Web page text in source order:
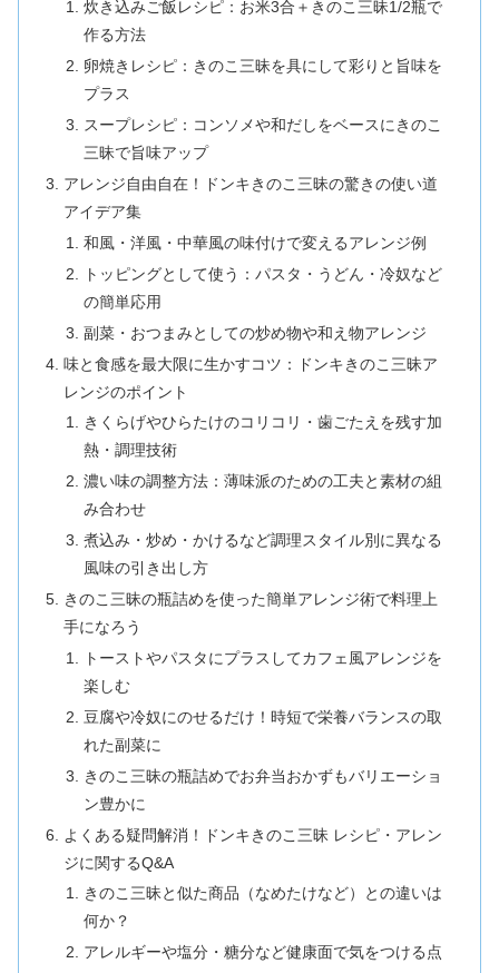
炊き込みご飯レシピ：お米3合＋きのこ三昧1/2瓶で
作る方法
卵焼きレシピ：きのこ三昧を具にして彩りと旨味を
プラス
スープレシピ：コンソメや和だしをベースにきのこ
三昧で旨味アップ
アレンジ自由自在！ドンキきのこ三昧の驚きの使い道
アイデア集
和風・洋風・中華風の味付けで変えるアレンジ例
トッピングとして使う：パスタ・うどん・冷奴など
の簡単応用
副菜・おつまみとしての炒め物や和え物アレンジ
味と食感を最大限に生かすコツ：ドンキきのこ三昧ア
レンジのポイント
きくらげやひらたけのコリコリ・歯ごたえを残す加
熱・調理技術
濃い味の調整方法：薄味派のための工夫と素材の組
み合わせ
煮込み・炒め・かけるなど調理スタイル別に異なる
風味の引き出し方
きのこ三昧の瓶詰めを使った簡単アレンジ術で料理上
手になろう
トーストやパスタにプラスしてカフェ風アレンジを
楽しむ
豆腐や冷奴にのせるだけ！時短で栄養バランスの取
れた副菜に
きのこ三昧の瓶詰めでお弁当おかずもバリエーショ
ン豊かに
よくある疑問解消！ドンキきのこ三昧 レシピ・アレン
ジに関するQ&A
きのこ三昧と似た商品（なめたけなど）との違いは
何か？
アレルギーや塩分・糖分など健康面で気をつける点